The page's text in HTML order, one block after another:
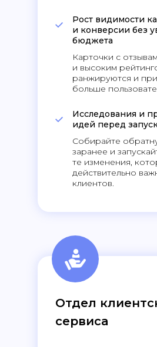
Отдел
сервиса
Собирайте
заранее и
те изменения,
действительно
клиентов.
Исследования и
идей перед
Карточки с
и высоким
ранжируются и
больше
Рост видимости
и конверсии без
бюджета